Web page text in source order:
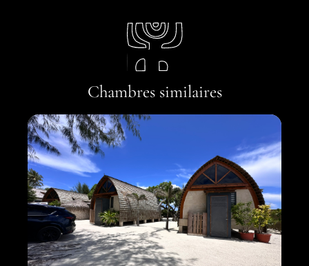
Chambres similaires